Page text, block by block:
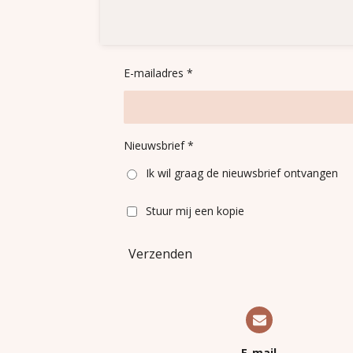
E-mailadres *
Nieuwsbrief *
Ik wil graag de nieuwsbrief ontvangen
Stuur mij een kopie
Verzenden